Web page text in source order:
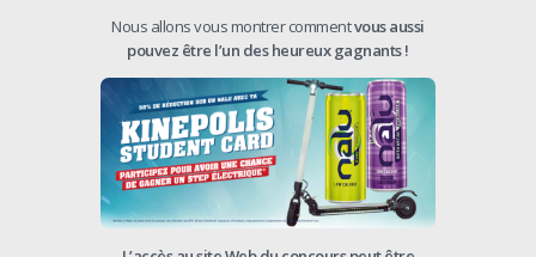
Nous allonsvousmontrer commentvousaussi
pouvez être l’un des heureux gagnants!